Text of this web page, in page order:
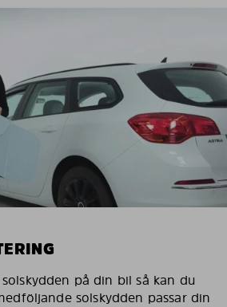
på din bil så kan du
solskydden passar din